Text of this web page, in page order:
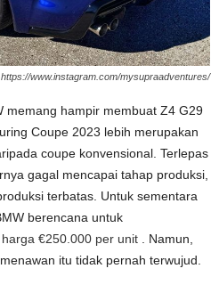
www.instagram.com/mysupraadventures/
memang hampir membuat Z4 G29
Coupe 2023 lebih merupakan
coupe konvensional. Terlepas
gagal mencapai tahap produksi,
terbatas. Untuk sementara
berencana untuk
€250.000 per unit . Namun,
itu tidak pernah terwujud.